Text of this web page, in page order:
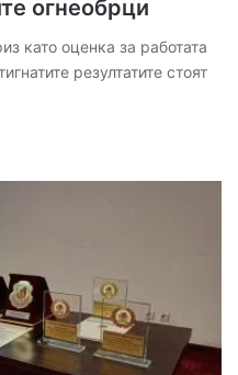
огнеобрци
като оценка за работата
резултатите стоят